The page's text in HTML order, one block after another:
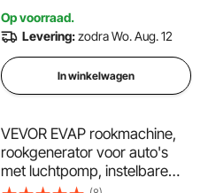
Lekdetector Rookmachine
Op voorraad.
Levering:zodra Wo. Aug. 12
In winkelwagen
VEVOR EVAP rookmachine,
rookgenerator voor auto's
met luchtpomp, instelbare
druklekdetector voor auto's,